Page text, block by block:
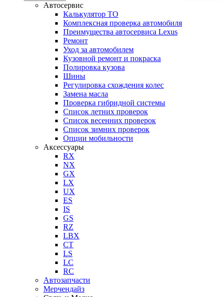
Автосервис
Калькулятор ТО
Комплексная проверка автомобиля
Преимущества автосервиса Lexus
Ремонт
Уход за автомобилем
Кузовной ремонт и покраска
Полировка кузова
Шины
Регулировка схождения колес
Замена масла
Проверка гибридной системы
Список летних проверок
Список весенних проверок
Список зимних проверок
Опции мобильности
Аксессуары
RX
NX
GX
LX
UX
ES
IS
GS
RZ
LBX
CT
LS
LC
RC
Автозапчасти
Мерчендайз